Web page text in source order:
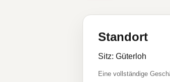
Standort
Sitz: Güterloh
Eine vollständige